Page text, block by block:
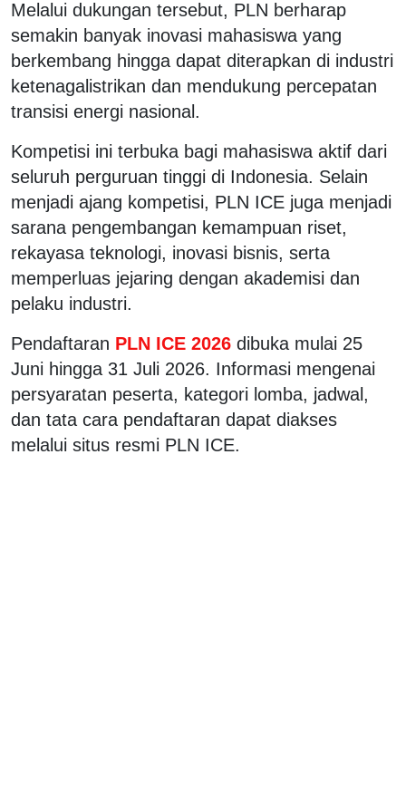
Melalui dukungan tersebut, PLN berharap
semakin banyak inovasi mahasiswa yang
berkembang hingga dapat diterapkan di industri
ketenagalistrikan dan mendukung percepatan
transisi energi nasional.
Kompetisi ini terbuka bagi mahasiswa aktif dari
seluruh perguruan tinggi di Indonesia. Selain
menjadi ajang kompetisi, PLN ICE juga menjadi
sarana pengembangan kemampuan riset,
rekayasa teknologi, inovasi bisnis, serta
memperluas jejaring dengan akademisi dan
pelaku industri.
Pendaftaran PLN ICE 2026 dibuka mulai 25
Juni hingga 31 Juli 2026. Informasi mengenai
persyaratan peserta, kategori lomba, jadwal,
dan tata cara pendaftaran dapat diakses
melalui situs resmi PLN ICE.